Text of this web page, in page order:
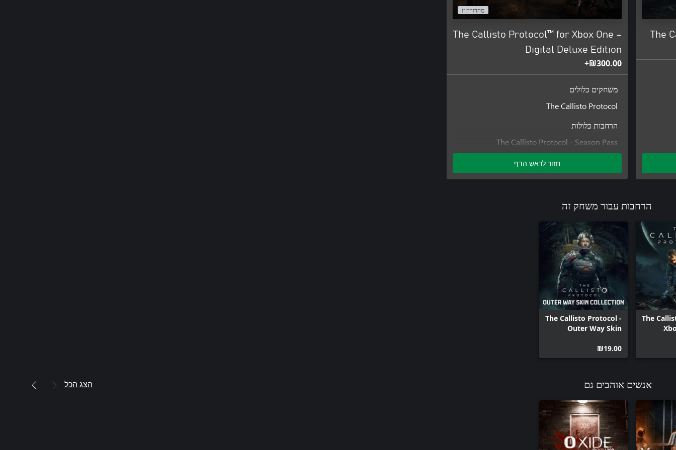
The
מהדורה זו
The Callisto Protocol™ for Xbox One –
Digital Deluxe Edition
‪₪‎300.00‬+
משחקים כלולים
The Callisto Protocol
הרחבות כלולות
The Callisto Protocol - Season Pass
חזור לראש הדף
הרחבות עבור משחק זה
The
The Callisto Protocol -
Outer Way Skin
‪₪‎19.00‬
אנשים אוהבים גם הצג הכל